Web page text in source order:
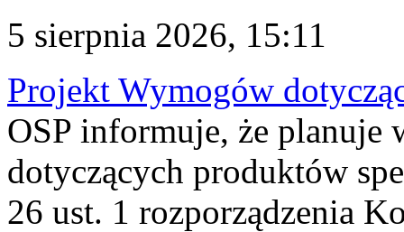
5 sierpnia 2026, 15:11
Projekt Wymogów
OSP informuje, że planuje
dotyczących produktów
26 ust. 1 rozporządzenia